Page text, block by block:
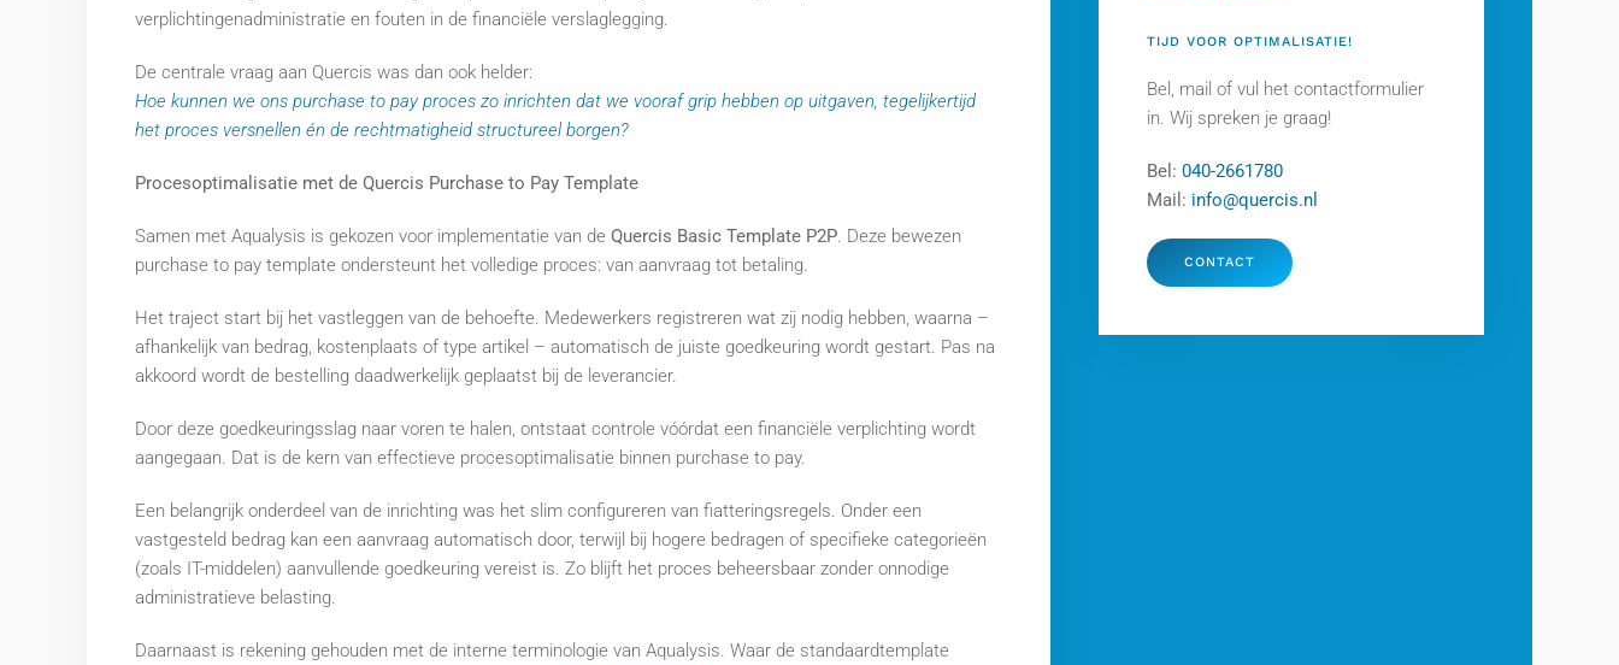
verplichtingenadministratie en fouten in de financiële verslaglegging.
De centrale vraag aan Quercis was dan ook helder:
Hoe kunnen we ons purchase to pay proces zo inrichten dat we vooraf grip hebben op uitgaven, tegelijkertijd
het proces versnellen én de rechtmatigheid structureel borgen?
Procesoptimalisatie met de Quercis Purchase to Pay Template
Samen met Aqualysis is gekozen voor implementatie van de Quercis Basic Template P2P. Deze bewezen
purchase to pay template ondersteunt het volledige proces: van aanvraag tot betaling.
Het traject start bij het vastleggen van de behoefte. Medewerkers registreren wat zij nodig hebben, waarna –
afhankelijk van bedrag, kostenplaats of type artikel – automatisch de juiste goedkeuring wordt gestart. Pas na
akkoord wordt de bestelling daadwerkelijk geplaatst bij de leverancier.
Door deze goedkeuringsslag naar voren te halen, ontstaat controle vóórdat een financiële verplichting wordt
aangegaan. Dat is de kern van effectieve procesoptimalisatie binnen purchase to pay.
Een belangrijk onderdeel van de inrichting was het slim configureren van fiatteringsregels. Onder een
vastgesteld bedrag kan een aanvraag automatisch door, terwijl bij hogere bedragen of specifieke categorieën
(zoals IT-middelen) aanvullende goedkeuring vereist is. Zo blijft het proces beheersbaar zonder onnodige
administratieve belasting.
Daarnaast is rekening gehouden met de interne terminologie van Aqualysis. Waar de standaardtemplate
TIJD VOOR OPTIMALISATIE!
Bel, mail of vul het contactformulier
in. Wij spreken je graag!
Bel: 040-2661780
Mail: info@quercis.nl
CONTACT